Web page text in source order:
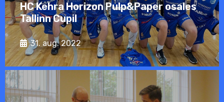
HC Kehra Horizon Pulp&Paper osales
Tallinn Cupil
31. aug. 2022